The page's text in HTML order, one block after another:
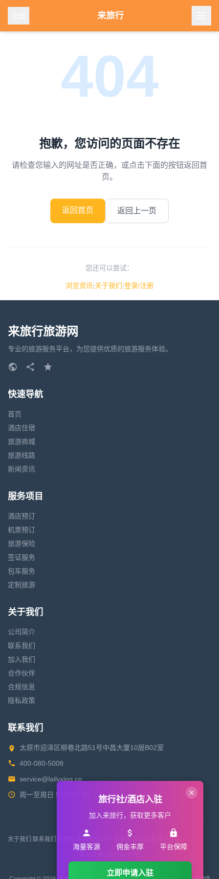
来旅行
404
抱歉，您访问的页面不存在
请检查您输入的网址是否正确，或点击下面的按钮返回首
页。
返回首页 返回上一页
您还可以尝试：
浏览资讯|关于我们|登录/注册
来旅行旅游网
专业的旅游服务平台，为您提供优质的旅游服务体验。
快速导航
首页
酒店住宿
旅游商城
旅游线路
新闻资讯
服务项目
酒店预订
机票预订
旅游保险
签证服务
包车服务
定制旅游
关于我们
公司简介
联系我们
加入我们
合作伙伴
合规信息
隐私政策
联系我们
太原市迎泽区柳巷北路51号中昌大厦10层B02室
400-080-5008
service@lailvxing.cn
周一至周日 9:00-21:00
关于我们 联系我们 用户协议
旅行社/酒店入驻
加入来旅行，获取更多客户
海量客源 佣金丰厚 平台保障
立即申请入驻